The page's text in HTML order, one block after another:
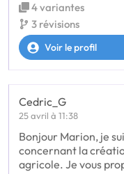
4 variantes
3 révisions
Voir le profil
Cedric_G
25 avril à 11:38
Bonjour Marion, je
concernant la
agricole. Je vous